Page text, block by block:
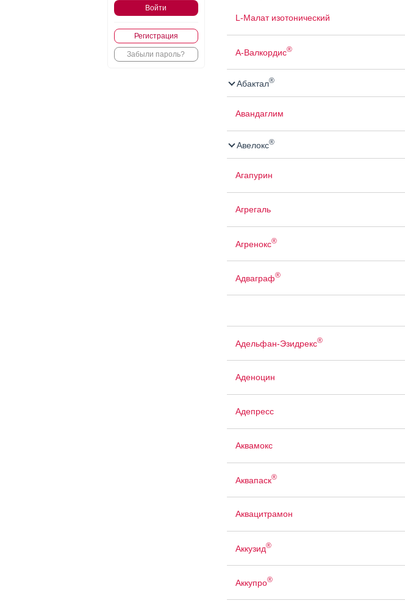
Регистрация
Забыли пароль?
L-Малат изотонический
А-Валкордис®
Абактал®
Авандаглим
Авелокс®
Агапурин
Агрегаль
Агренокс®
Адваграф®
Адельфан-Эзидрекс®
Аденоцин
Адепресс
Аквамокс
Аквапаск®
Аквацитрамон
Аккузид®
Аккупро®